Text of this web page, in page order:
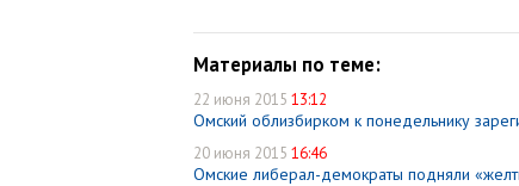
Материалы по теме:
22 июня 2015 13:12
Омский облизбирком к понедельнику
20 июня 2015 16:46
Омские либерал-демократы подняли